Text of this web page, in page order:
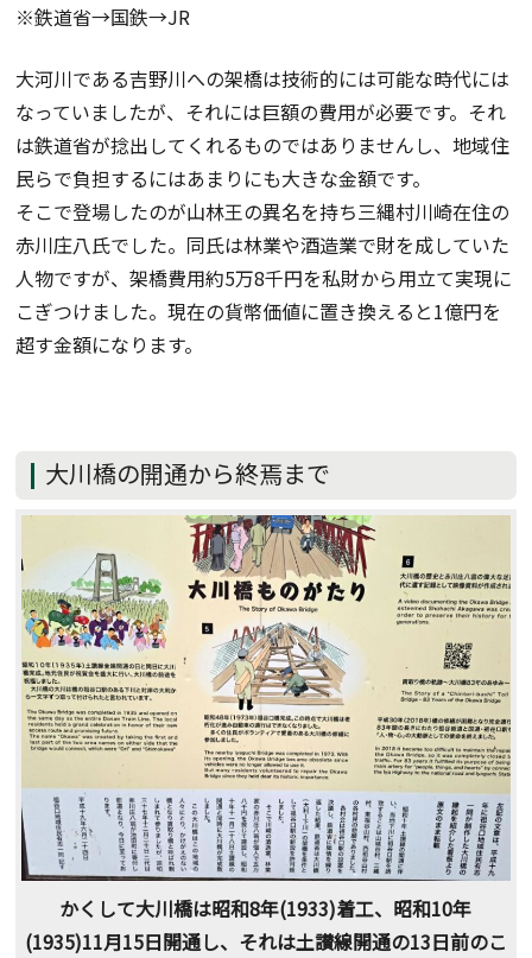
※鉄道省→国鉄→JR
大河川である吉野川への架橋は技術的には可能な時代には
なっていましたが、それには巨額の費用が必要です。それ
は鉄道省が捻出してくれるものではありませんし、地域住
民らで負担するにはあまりにも大きな金額です。
そこで登場したのが山林王の異名を持ち三縄村川崎在住の
赤川庄八氏でした。同氏は林業や酒造業で財を成していた
人物ですが、架橋費用約5万8千円を私財から用立て実現に
こぎつけました。現在の貨幣価値に置き換えると1億円を
超す金額になります。
大川橋の開通から終焉まで
かくして大川橋は昭和8年(1933)着工、昭和10年
(1935)11月15日開通し、それは土讃線開通の13日前のこ